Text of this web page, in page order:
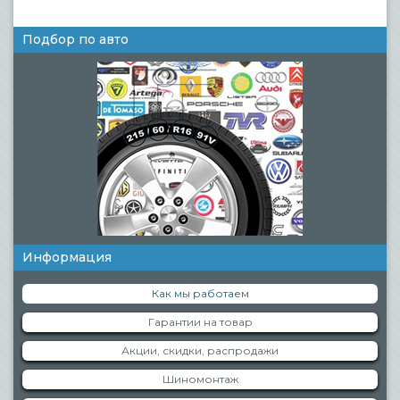
Подбор по авто
Информация
Как мы работаем
Гарантии на товар
Акции, скидки, распродажи
Шиномонтаж